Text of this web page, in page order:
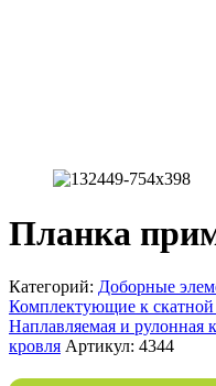
Планка
Категорий: Доборные
Комплектующие к скатной
Наплавляемая и рулонная
кровля Артикул: 4344